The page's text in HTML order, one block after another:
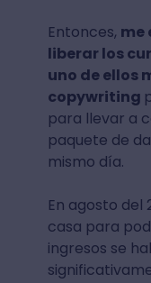
Entonces, me
liberar los
uno de ellos
copywriting
para llevar a
paquete de
mismo día.
En agosto del
casa para
ingresos se